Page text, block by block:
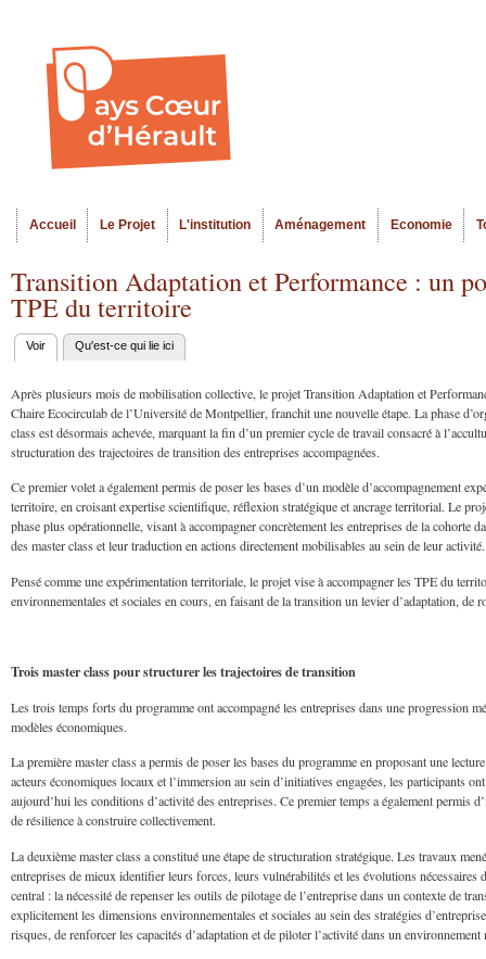
Menu principal
Accueil Le Projet L'institution Aménagement Economie
Transition Adaptation et Performance : un
TPE du territoire
Onglets
principaux
Voir (onglet actif)
Qu'est-ce qui lie ici
Après plusieurs mois de mobilisation collective, le projet Transition Adaptation et
Chaire Ecocirculab de l’Université de Montpellier, franchit une nouvelle étape. La phase
class est désormais achevée, marquant la fin d’un premier cycle de travail consacré à
structuration des trajectoires de transition des entreprises accompagnées.
Ce premier volet a également permis de poser les bases d’un modèle d’accompagnement
territoire, en croisant expertise scientifique, réflexion stratégique et ancrage territorial. Le
phase plus opérationnelle, visant à accompagner concrètement les entreprises de la cohorte
des master class et leur traduction en actions directement mobilisables au sein de leur activité.
Pensé comme une expérimentation territoriale, le projet vise à accompagner les TPE du
environnementales et sociales en cours, en faisant de la transition un levier d’adaptation, de
Trois master class pour structurer les trajectoires de transition
Les trois temps forts du programme ont accompagné les entreprises dans une progression
modèles économiques.
La première master class a permis de poser les bases du programme en proposant une
acteurs économiques locaux et l’immersion au sein d’initiatives engagées, les participants
aujourd’hui les conditions d’activité des entreprises. Ce premier temps a également
de résilience à construire collectivement.
La deuxième master class a constitué une étape de structuration stratégique. Les travaux
entreprises de mieux identifier leurs forces, leurs vulnérabilités et les évolutions
central : la nécessité de repenser les outils de pilotage de l’entreprise dans un contexte de
explicitement les dimensions environnementales et sociales au sein des stratégies
risques, de renforcer les capacités d’adaptation et de piloter l’activité dans un